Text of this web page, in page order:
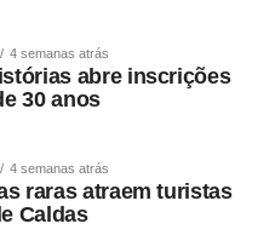
4 semanas atrás
abre inscrições
30 anos
4 semanas atrás
raras atraem turistas
Caldas